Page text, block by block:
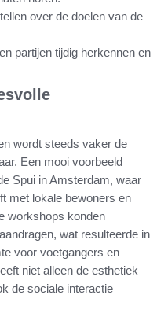
over de doelen van de
partijen tijdig herkennen en
wordt steeds vaker de
Een mooi voorbeeld
Spui in Amsterdam, waar
met lokale bewoners en
workshops konden
wat resulteerde in
voor voetgangers en
niet alleen de esthetiek
de sociale interactie